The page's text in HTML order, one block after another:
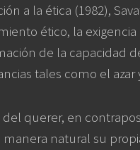
a la ética (1982),
ético, la
de la capacidad
tales como el azar
querer, en
natural su